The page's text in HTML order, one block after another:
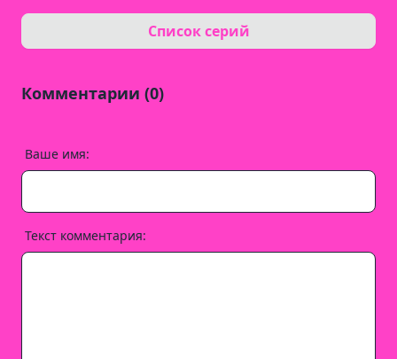
Список серий
Комментарии (0)
Ваше имя:
Текст комментария: